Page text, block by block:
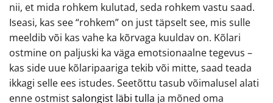
nii, et mida rohkem kulutad, seda rohkem vastu saad.
Iseasi, kas see “rohkem” on just täpselt see, mis sulle
meeldib või kas vahe ka kõrvaga kuuldav on. Kõlari
ostmine on paljuski ka väga emotsionaalne tegevus –
kas side uue kõlaripaariga tekib või mitte, saad teada
ikkagi selle ees istudes. Seetõttu tasub võimalusel alati
enne ostmistsalongist läbi tulla ja mõned oma